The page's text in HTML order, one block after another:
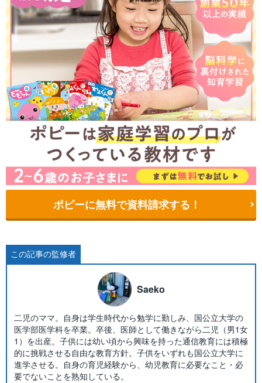
ポピーに無料で資料請求する！
この記事の監修者
Saeko
二児のママ。自身は学生時代から勉学に勤しみ、国公立大学の
医学部医学科を卒業。卒後、医師として働きながら二児（男1女
1）を出産。子供には幼い頃から興味を持った通信教育には積極
的に挑戦させる自由な教育方針。子供をいずれも国公立大学に
進学させる。自身の育児経験から、幼児教育に必要なこと・必
要でないことを熟知している。